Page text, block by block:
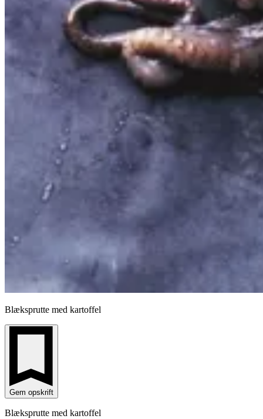
Blæksprutte med kartoffel
Gem opskrift
Blæksprutte med kartoffel